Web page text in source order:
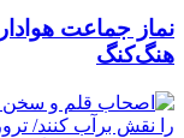
نماز جماعت
هنگ‌کنگ